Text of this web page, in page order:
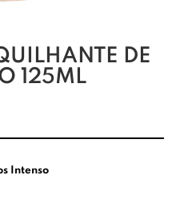
DE
125ML
Intenso